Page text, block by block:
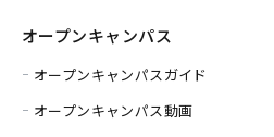
オープンキャンパス
オープンキャンパスガイド
オープンキャンパス動画